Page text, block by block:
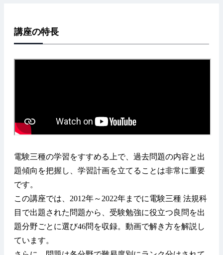
講座の特長
電験三種の学習をすすめる上で、過去問題の内容と出
題傾向を把握し、学習計画を立てることは非常に重要
です。
この講座では、2012年～2022年までに電験三種 法規科
目で出題された問題から、受験勉強に役立つ良問を出
題分野ごとに選び46問を収録。動画で解き方を解説し
ています。